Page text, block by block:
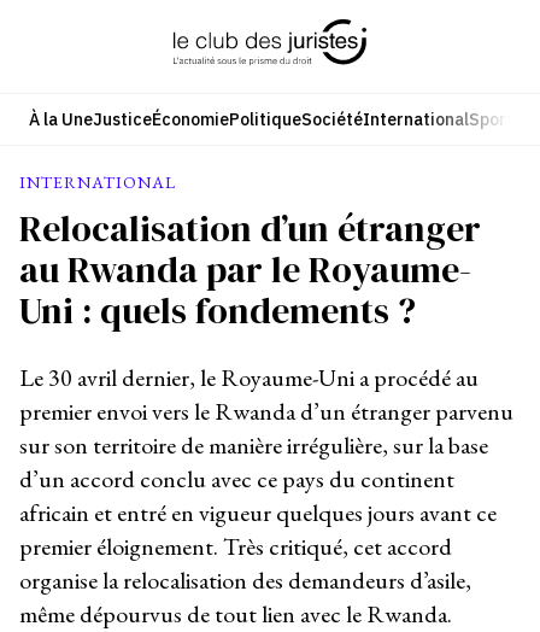
À la UneJusticeÉconomiePolitiqueSociétéInternationalSport
INTERNATIONAL
Relocalisation d’un étranger
au Rwanda par le Royaume-
Uni : quels fondements ?
Le 30 avril dernier, le Royaume-Uni a procédé au
premier envoi vers le Rwanda d’un étranger parvenu
sur son territoire de manière irrégulière, sur la base
d’un accord conclu avec ce pays du continent
africain et entré en vigueur quelques jours avant ce
premier éloignement. Très critiqué, cet accord
organise la relocalisation des demandeurs d’asile,
même dépourvus de tout lien avec le Rwanda.